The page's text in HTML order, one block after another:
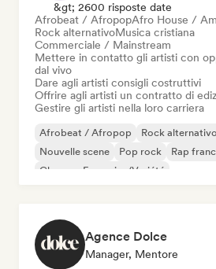
&gt; 2600 risposte date
Afrobeat / AfropopAfro House /
Rock alternativoMusica cristiana
Commerciale / Mainstream
Mettere in contatto gli artisti con
dal vivo
Dare agli artisti consigli costruttivi
Offrire agli artisti un contratto di
Gestire gli artisti nella loro carriera
Afrobeat / Afropop Rock alternativo
Nouvelle scene
Pop rock Rap
Chanson Française/Variété
Agence Dolce
Manager, Mentore